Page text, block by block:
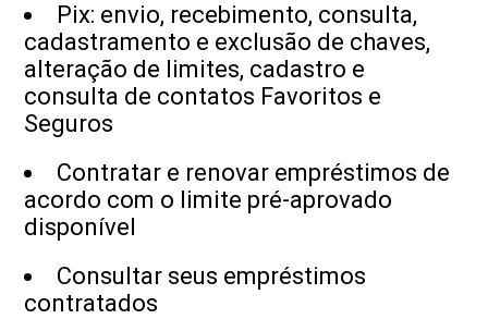
Pix: envio, recebimento, consulta,
cadastramento e exclusão de chaves,
alteração de limites, cadastro e
consulta de contatos Favoritos e
Seguros
Contratar e renovar empréstimos de
acordo com o limite pré-aprovado
disponível
Consultar seus empréstimos
contratados